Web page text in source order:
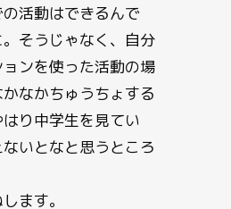
活動はできるんで
そうじゃなく、自分
ンを使った活動の場
なかちゅうちょする
り中学生を見てい
いとなと思うところ
ます。